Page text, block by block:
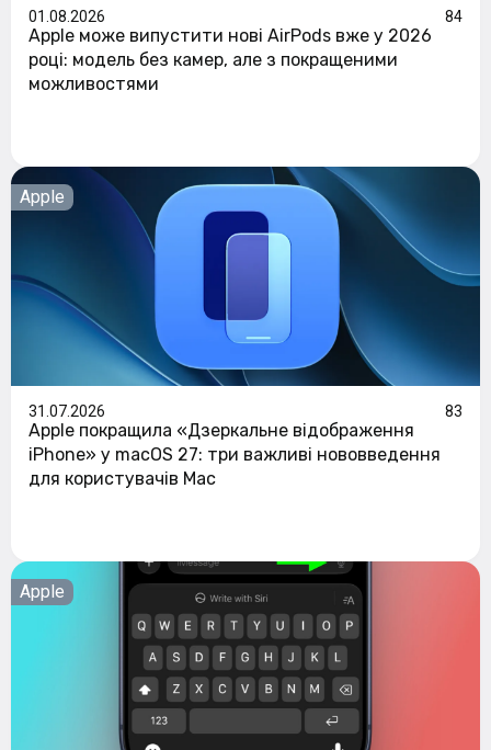
01.08.2026 84
Apple може випустити нові AirPods вже у 2026
році: модель без камер, але з покращеними
можливостями
Apple
31.07.2026 83
Apple покращила «Дзеркальне відображення
iPhone» у macOS 27: три важливі нововведення
для користувачів Mac
Apple